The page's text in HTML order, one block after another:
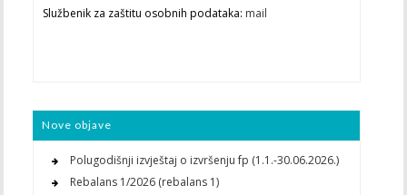
Službenik za zaštitu osobnih podataka: mail
Nove objave
Polugodišnji izvještaj o izvršenju fp (1.1.-30.06.2026.)
Rebalans 1/2026 (rebalans 1)